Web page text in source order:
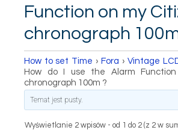
Function on my
chronograph
How to set Time › Fora › Vintage
How do I use the Alarm
chronograph 100m ?
Temat jest pusty.
Wyświetlanie 2 wpisów - od 1 do 2 (z 2 w